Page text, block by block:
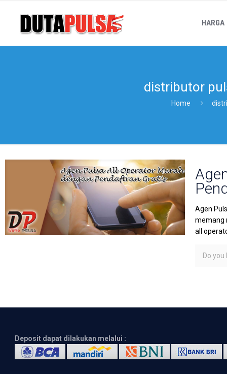
HARGA
distributor
Home
Agen
memang
all
Do you
Deposit dapat dilakukan melalui :